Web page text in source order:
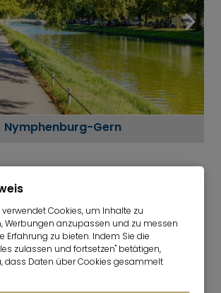
Nymphenburg-Gern
EINKAUFEN
und im direkten Umfeld gibt es
verwendet Cookies, um Inhalte zu
Werbungen anzupassen und zu messen
Erfahrung zu bieten. Indem Sie die
zulassen und fortsetzen" betätigen,
dass Daten über Cookies gesammelt